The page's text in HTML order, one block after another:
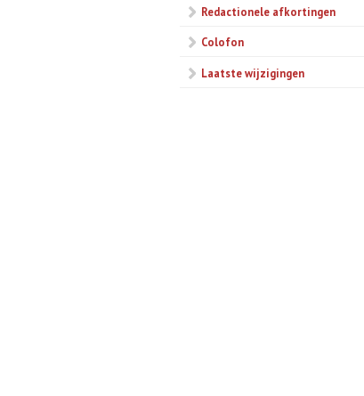
Redactionele afkortingen
Colofon
Laatste wijzigingen